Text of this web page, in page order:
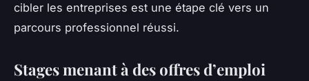
cibler les entreprises est une étape clé vers un
parcours professionnel réussi.
Stages menant à des offres d’emploi